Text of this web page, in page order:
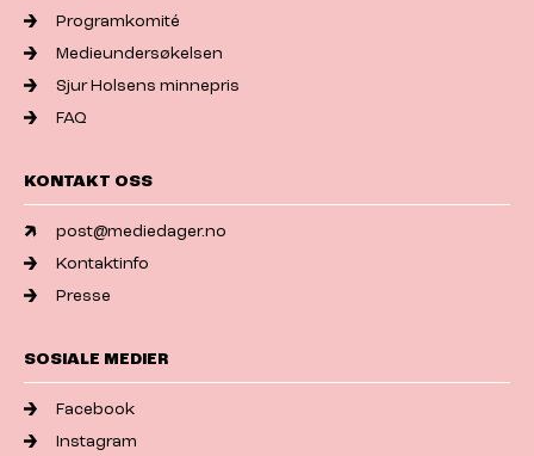
Programkomité
Medieundersøkelsen
Sjur Holsens minnepris
FAQ
KONTAKT OSS
post@mediedager.no
Kontaktinfo
Presse
SOSIALE MEDIER
Facebook
Instagram